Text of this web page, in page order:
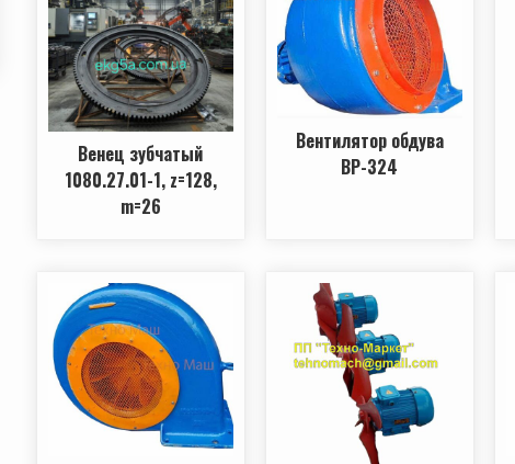
Венец зубчатый
1080.27.01-1, z=128,
m=26
Вентилятор обдува
ВР-324